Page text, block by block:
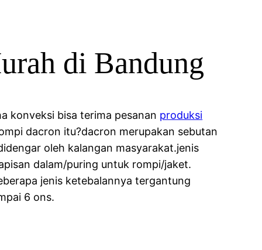
di Bandung
konveksi bisa terima pesanan produksi
dacron itu?dacron merupakan sebutan
oleh kalangan masyarakat.jenis
dalam/puring untuk rompi/jaket.
jenis ketebalannya tergantung
6 ons.